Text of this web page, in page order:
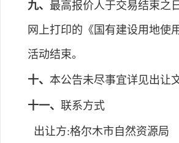
九、 最高报价人于交易结束之
网上打印的《国有建设用地使
活动结束。
十、 本公告未尽事宜详见出让文
十一、 联系方式
出让方:格尔木市自然资源局